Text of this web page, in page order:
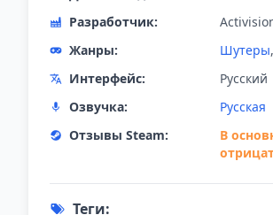
Разработчик:
Жанры:
Шутеры,
Интерфейс:
Русский
Озвучка:
Русская
Отзывы Steam:
В
Теги: